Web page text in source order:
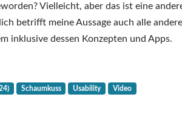
Das
iPad
Air
Vielleicht, aber das ist eine
betrifft meine Aussage auch alle
inklusive dessen Konzepten und Apps.
Schaumkuss Usability Video